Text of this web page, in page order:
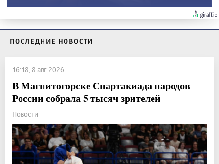
ПОСЛЕДНИЕ НОВОСТИ
16:18, 8 авг 2026
В Магнитогорске Спартакиада народов
России собрала 5 тысяч зрителей
Новости